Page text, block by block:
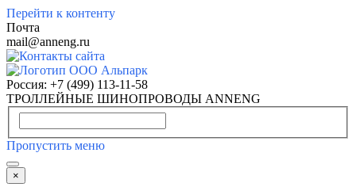
Перейти к контенту
Почта
mail@anneng.ru
Россия: +7 (499) 113-11-58
ТРОЛЛЕЙНЫЕ ШИНОПРОВОДЫ ANNENG
Пропустить меню
×